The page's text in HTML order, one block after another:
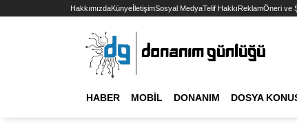
HakkımızdaKünyeİletişimSosyal MedyaTelif HakkıReklamÖneri ve
HABER MOBIL DONANIM DOSYA